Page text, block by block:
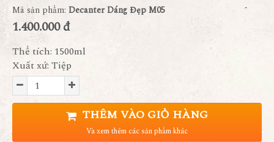
Mã sản phẩm: Decanter Dáng Đẹp M05
1.400.000 đ
Thể tích: 1500ml
Xuất xứ: Tiệp
THÊM VÀO GIỎ HÀNG
Và xem thêm các sản phẩm khác